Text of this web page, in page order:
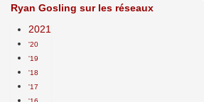
Ryan Gosling sur les réseaux
2021
'20
'19
'18
'17